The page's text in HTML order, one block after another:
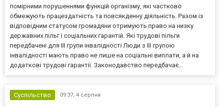
помірними порушеннями функцій організму, які частково
обмежують працездатність та повсякденну діяльність. Разом із
відповідним статусом громадяни отримують право на низку
державних пільг і соціальних гарантій. Які трудові пільги
передбачені для III групи інвалідності Люди з III групою
інвалідності мають право не лише на соціальні виплати, а й на
додаткові трудові гарантії. Законодавство передбачає...
Суспільство 09:37, 4 серпня